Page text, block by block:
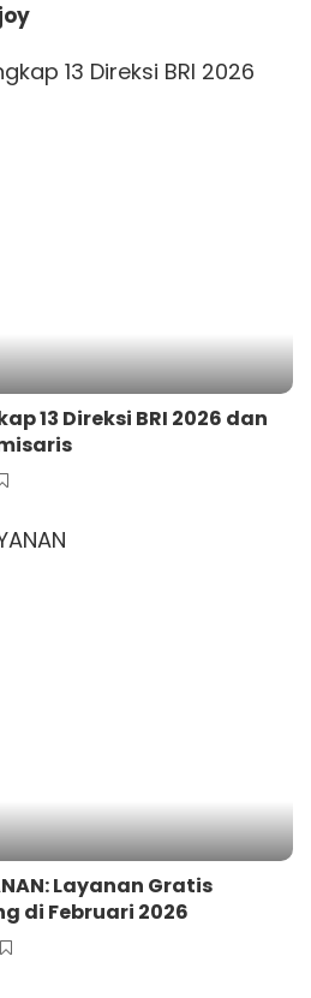
13 Direksi BRI 2026 dan
Layanan Gratis
di Februari 2026